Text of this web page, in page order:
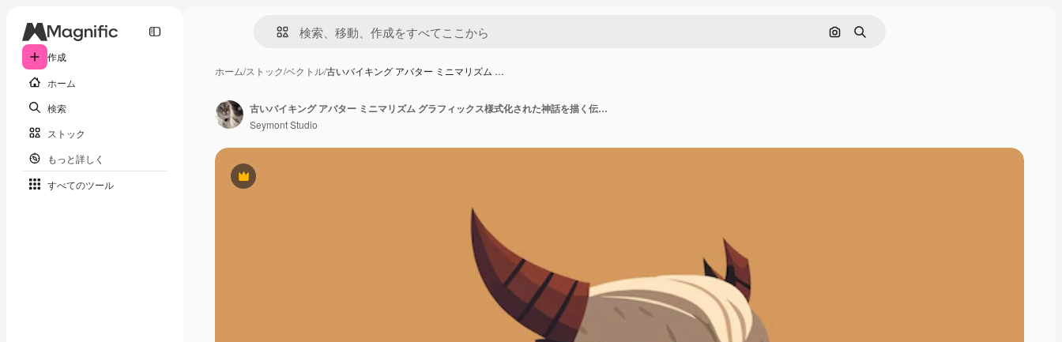
作成
ホーム
検索
ストック
もっと詳しく
すべてのツール
画像で検索
検索
ホーム/ストック/ベクトル/古いバイキング アバター ミニマリズム …
Premium
古いバイキング アバター ミニマリズム グラフィックス様式化された神話を描く伝説手ごわいジェネレーティブ AI アバター中世ひげファンタジー大胆不敵な戦士創造的な概念ベクトル イラスト
Seymont Studio